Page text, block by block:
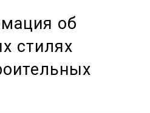
об
стилях